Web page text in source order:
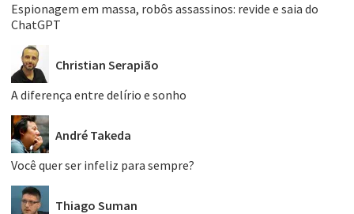
Espionagem em massa, robôs assassinos: revide e saia do
ChatGPT
Christian Serapião
A diferença entre delírio e sonho
André Takeda
Você quer ser infeliz para sempre?
Thiago Suman